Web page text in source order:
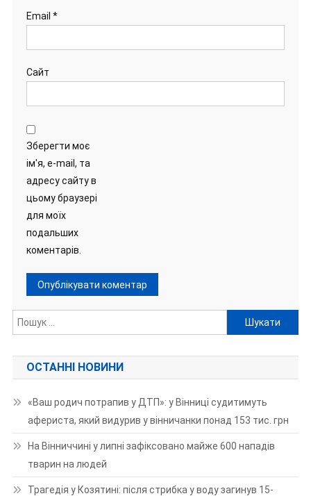
Email *
Сайт
Зберегти моє
ім'я, e-mail, та
адресу сайту в
цьому браузері
для моїх
подальших
коментарів.
Пошук:
ОСТАННІ НОВИНИ
«Ваш родич потрапив у ДТП»: у Вінниці судитимуть
афериста, який видурив у вінничанки понад 153 тис. грн
На Вінниччині у липні зафіксовано майже 600 нападів
тварин на людей
Трагедія у Козятині: після стрибка у воду загинув 15-